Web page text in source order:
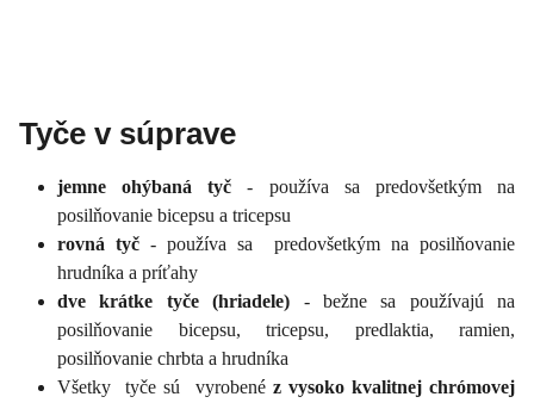
Tyče v súprave
jemne ohýbaná tyč- používa sa predovšetkým na
posilňovanie bicepsu a tricepsu
rovná tyč - používa sa predovšetkým na posilňovanie
hrudníka a príťahy
dve krátke tyče (hriadele) - bežne sa používajú na
posilňovanie bicepsu, tricepsu, predlaktia, ramien,
posilňovanie chrbta a hrudníka
Všetky tyče sú vyrobené z vysoko kvalitnej chrómovej